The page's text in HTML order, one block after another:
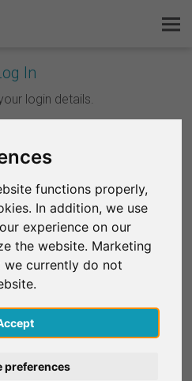
functions properly,
In addition, we use
experience on our
the website. Marketing
we currently do not
preferences
In
login details.
avec Google
avec Facebook
OU
SurveyCircle
gratuitement
S'inscrire